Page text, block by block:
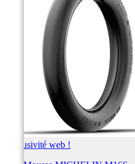
Exclusivité web !